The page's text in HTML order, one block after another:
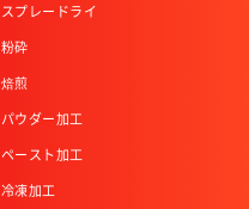
スプレードライ
粉砕
焙煎
パウダー加工
ペースト加工
冷凍加工